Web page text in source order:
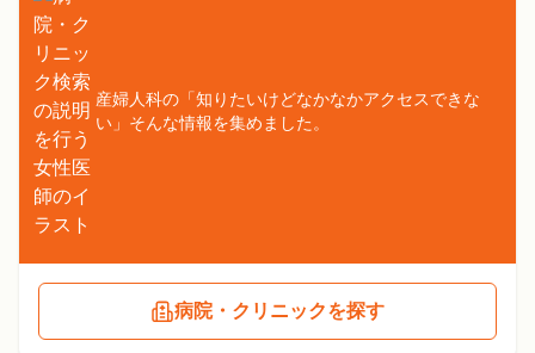
産婦人科の「知りたいけどなかなかアクセスできな
い」そんな情報を集めました。
病院・クリニックを探す